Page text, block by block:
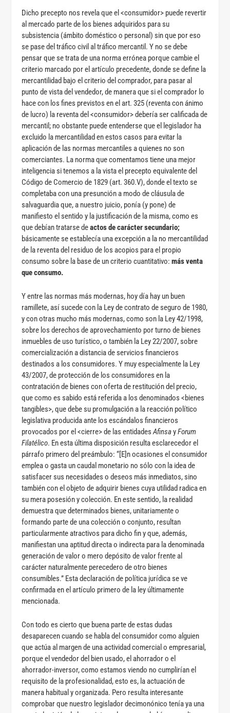
Dicho precepto nos revela que el <consumidor> puede revertir
al mercado parte de los bienes adquiridos para su
subsistencia (ámbito doméstico o personal) sin que por eso
se pase del tráfico civil al tráfico mercantil. Y no se debe
pensar que se trata de una norma errónea porque cambie el
criterio marcado por el artículo precedente, donde se define la
mercantilidad bajo el criterio del comprador, para pasar al
punto de vista del vendedor, de manera que si el comprador lo
hace con los fines previstos en el art. 325 (reventa con ánimo
de lucro) la reventa del <consumidor> debería ser calificada de
mercantil; no obstante puede entenderse que el legislador ha
excluido la mercantilidad en estos casos para evitar la
aplicación de las normas mercantiles a quienes no son
comerciantes. La norma que comentamos tiene una mejor
inteligencia si tenemos a la vista el precepto equivalente del
Código de Comercio de 1829 (art. 360.V), donde el texto se
completaba con una presunción a modo de cláusula de
salvaguardia que, a nuestro juicio, ponía (y pone) de
manifiesto el sentido y la justificación de la misma, como es
que debían tratarse deactos de carácter secundario;
básicamente se establecía una excepción a la no mercantilidad
de la reventa del residuo de los acopios para el propio
consumo sobre la base de un criterio cuantitativo:más venta
que consumo.
Y entre las normas más modernas, hoy día hay un buen
ramillete, así sucede con la Ley de contrato de seguro de 1980,
y con otras mucho más modernas, como son la Ley 42/1998,
sobre los derechos de aprovechamiento por turno de bienes
inmuebles de uso turístico, o también la Ley 22/2007, sobre
comercialización a distancia de servicios financieros
destinados a los consumidores. Y muy especialmente la Ley
43/2007, de protección de los consumidores en la
contratación de bienes con oferta de restitución del precio,
que como es sabido está referida a los denominados <bienes
tangibles>, que debe su promulgación a la reacción político
legislativa producida ante los escándalos financieros
provocados por el <cierre> de las entidadesAfinsayForum
Filatélico. En esta última disposición resulta esclarecedor el
párrafo primero del preámbulo: “[E]n ocasiones el consumidor
emplea o gasta un caudal monetario no sólo con la idea de
satisfacer sus necesidades o deseos más inmediatos, sino
también con el objeto de adquirir bienes cuya utilidad radica en
su mera posesión y colección. En este sentido, la realidad
demuestra que determinados bienes, unitariamente o
formando parte de una colección o conjunto, resultan
particularmente atractivos para dicho fin y que, además,
manifiestan una aptitud directa o indirecta para la denominada
generación de valor o mero depósito de valor frente al
carácter naturalmente perecedero de otro bienes
consumibles.” Esta declaración de política jurídica se ve
confirmada en el artículo primero de la ley últimamente
mencionada.
Con todo es cierto que buena parte de estas dudas
desaparecen cuando se habla del consumidor como alguien
que actúa al margen de una actividad comercial o empresarial,
porque el vendedor del bien usado, el ahorrador o el
ahorrador-inversor, como estamos viendo no cumplirían el
requisito de la profesionalidad, esto es, la actuación de
manera habitual y organizada. Pero resulta interesante
comprobar que nuestro legislador decimonónico tenía ya una